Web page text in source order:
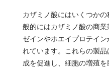
カザミノ酸にはいくつか
般的にはカザミノ酸の商
ゼインやホエイプロテイ
れています。これらの製
成を促進し、細胞の増殖